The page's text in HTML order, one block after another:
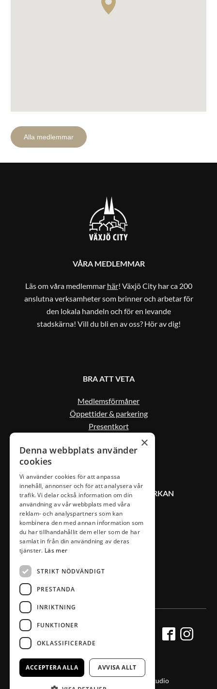
Alla medlemmar
VÅRA MEDLEMMAR
Läs om våra medlemmar här! Växjö City har ca 200
anslutna verksamheter som brinner och arbetar för
den lokala handeln och för en levande
stadskärna! Vill du bli en av oss? Hör av dig!
BRA ATT VETA
Medlemsförmåner
Öppettider & parkering
Presentkort
KONTAKT VÄXJÖ CITYSAMVERKAN
0470-407 00
info@vaxjocity.com
Producerad av Gota Media Brand Studio
×
Denna webbplats använder
cookies
Vi använder cookies för att anpassa
innehåll, annonser och för att analysera vår
trafik. Vi delar också information om din
användning av vår webbplats med våra
reklam- och analyspartners som kan
kombinera den med annan information som
du har tillhandahållit dem eller som de har
samlat in från din användning av deras
tjänster. Läs mer
STRIKT NÖDVÄNDIGT
PRESTANDA
INRIKTNING
FUNKTIONER
OKLASSIFICERADE
ACCEPTERA ALLA AVVISA ALLT